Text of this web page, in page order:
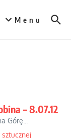
Menu
– 8.07.12
Górę...